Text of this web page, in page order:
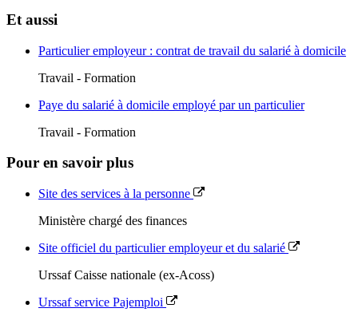
Et aussi
Particulier employeur : contrat de travail du salarié à domicile
Travail - Formation
Paye du salarié à domicile employé par un particulier
Travail - Formation
Pour en savoir plus
Site des services à la personne
Ministère chargé des finances
Site officiel du particulier employeur et du salarié
Urssaf Caisse nationale (ex-Acoss)
Urssaf service Pajemploi